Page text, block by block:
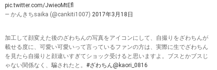
pic.twitter.com/JwieoMtEfl
— かんきちsaika (@cankiti1007) 2017年3月18日
加工して顔変えた後のざわちんの写真をアイコンにして、自撮りをざわちんが
載せる度に、可愛い可愛いって言っているファンの方は、実際に生でざわちん
を見たら自撮りと顔違いすぎてショック受けると思いますよ。ブスとかブスじ
ゃない関係なく、騙されたと。 #ざわちん@kaori_0816